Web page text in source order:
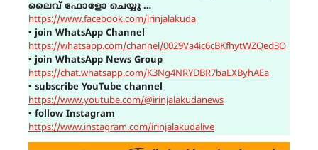
ലൈവ് ഫോളോ ചെയ്യൂ …
https://www.facebook.com/irinjalakuda
▪join WhatsApp Channel
https://whatsapp.com/channel/0029Va4ic6cBKfhytWZQed3O
▪join WhatsApp News Group
https://chat.whatsapp.com/K3Ng4NRYDBR7baLXByhAEa
▪ subscribe YouTube channel
https://www.youtube.com/@irinjalakudanews
▪ follow Instagram
https://www.instagram.com/irinjalakudalive